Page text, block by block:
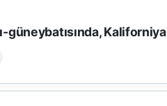
güneybatısında, Kaliforniya